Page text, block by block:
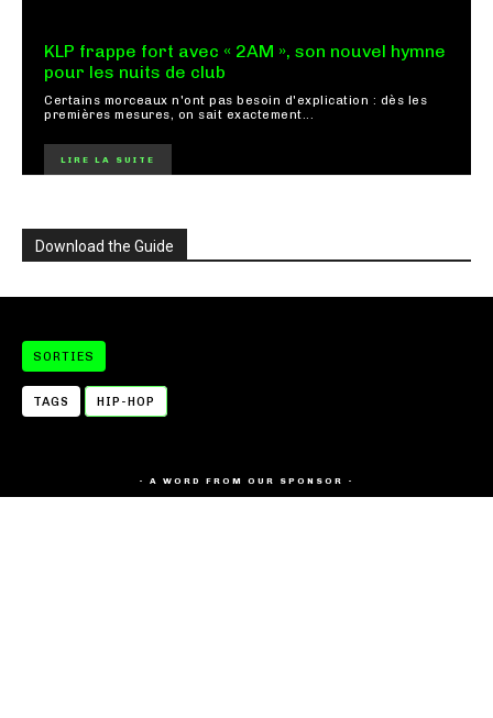
KLP frappe fort avec « 2AM », son nouvel hymne
pour les nuits de club
Certains morceaux n'ont pas besoin d'explication : dès les
premières mesures, on sait exactement...
LIRE LA SUITE
Download the Guide
SORTIES
TAGS HIP-HOP
- A WORD FROM OUR SPONSOR -